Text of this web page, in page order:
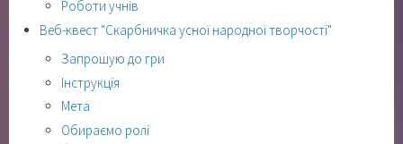
Роботи учнів
Веб-квест "Скарбничка усної народної творчості"
Запрошую до гри
Інструкція
Мета
Обираємо ролі